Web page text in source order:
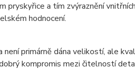
a tím zvýraznění
hodnocení.
primárně dána velikostí, ale
kompromis mezi čitelností